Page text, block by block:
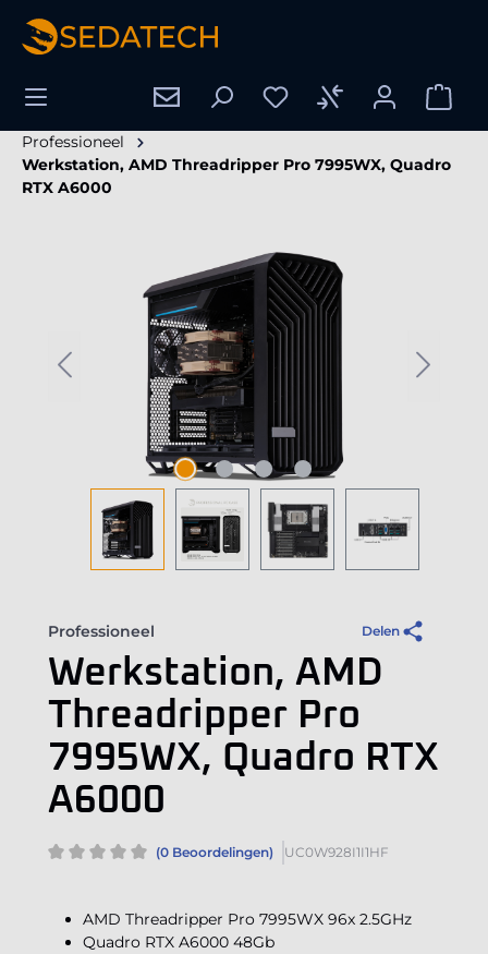
Professioneel
Werkstation, AMD Threadripper Pro 7995WX, Quadro
RTX A6000
Afbeeldingengalerij overslaan
Professioneel Delen
Werkstation, AMD
Threadripper Pro
7995WX, Quadro RTX
A6000
(0 Beoordelingen) UC0W928I1I1HF
AMD Threadripper Pro 7995WX 96x 2.5GHz
Quadro RTX A6000 48Gb